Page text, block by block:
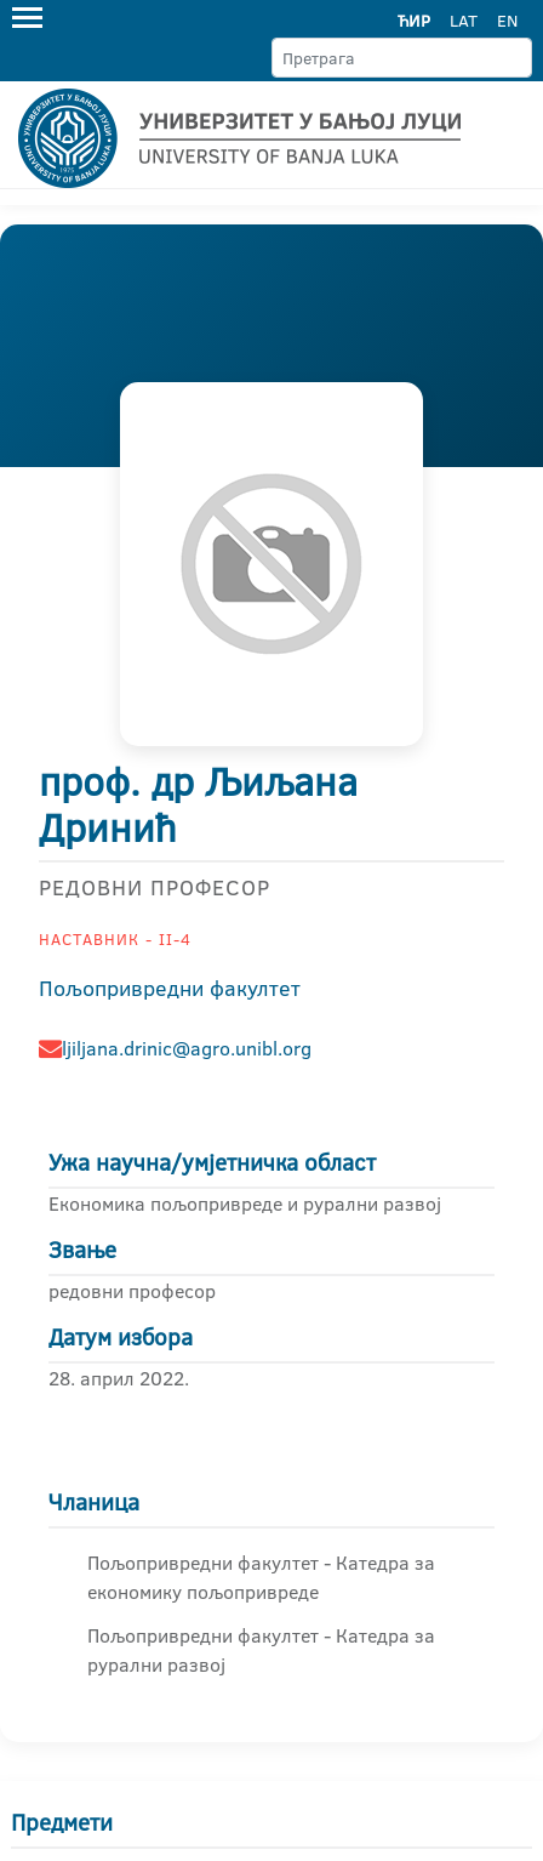
ЋИР LAT EN
проф. др Љиљана
Дринић
РЕДОВНИ ПРОФЕСОР
НАСТАВНИК - II-4
Пољопривредни факултет
ljiljana.drinic@agro.unibl.org
Ужа научна/умјетничка област
Економика пољопривреде и рурални развој
Звање
редовни професор
Датум избора
28. април 2022.
Чланица
Пољопривредни факултет - Катедра за
економику пољопривреде
Пољопривредни факултет - Катедра за
рурални развој
Предмети